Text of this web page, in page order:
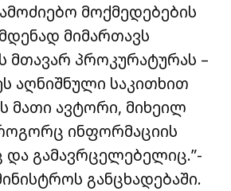
მოქმედებების
მიმართავს
მთავარ პროკურატურას –
აღნიშნული საკითხით
მათი ავტორი, მიხეილ
ინფორმაციის
და გამავრცელებელიც.”-
განცხადებაში.